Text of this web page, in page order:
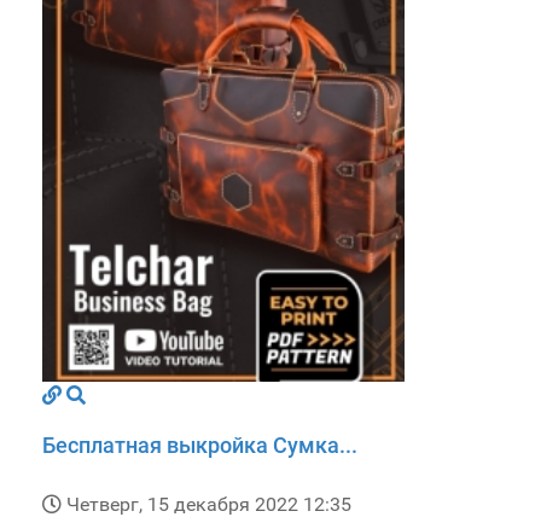
Бесплатная выкройка Сумка...
Четверг, 15 декабря 2022 12:35